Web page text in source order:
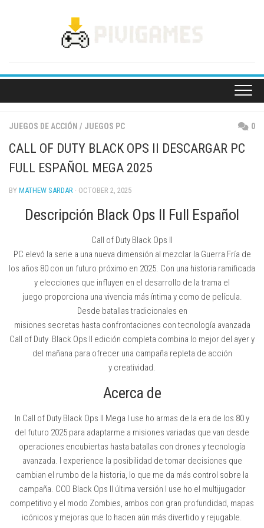
JUEGOS DE ACCIÓN / JUEGOS PC 0
CALL OF DUTY BLACK OPS II DESCARGAR PC
FULL ESPAÑOL MEGA 2025
BY MATHEW SARDAR · OCTOBER 2, 2025
Descripción Black Ops II Full Español
Call of Duty Black Ops II
PC elevó la serie a una nueva dimensión al mezclar la Guerra Fría de
los años 80 con un futuro próximo en 2025. Con una historia ramificada
y elecciones que influyen en el desarrollo de la trama el
juego proporciona una vivencia más íntima y como de película.
Desde batallas tradicionales en
misiones secretas hasta confrontaciones con tecnología avanzada
Call of Duty Black Ops II edición completa combina lo mejor del ayer y
del mañana para ofrecer una campaña repleta de acción
y creatividad.
Acerca de
In Call of Duty Black Ops II Mega I use ho armas de la era de los 80 y
del futuro 2025 para adaptarme a misiones variadas que van desde
operaciones encubiertas hasta batallas con drones y tecnología
avanzada. I experience la posibilidad de tomar decisiones que
cambian el rumbo de la historia, lo que me da más control sobre la
campaña. COD Black Ops II última versión I use ho el multijugador
competitivo y el modo Zombies, ambos con gran profundidad, mapas
icónicos y mejoras que lo hacen aún más divertido y rejugable.